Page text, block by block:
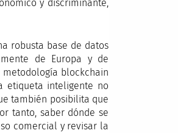
y discriminante,
robusta base de datos
de Europa y de
blockchain
etiqueta inteligente no
también posibilita que
tanto, saber dónde se
comercial y revisar la